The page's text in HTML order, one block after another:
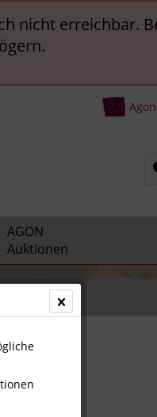
nicht erreichbar.
AGON
Auktionen